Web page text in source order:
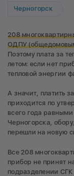
Черногорск
208
ОДПУ
Поэтому плата за
летом: если нет
тепловой энергии
А значит, платить
приходится по
всего года
Черногорска,
перешли на новую
Все 208
прибор не принят
подразделении